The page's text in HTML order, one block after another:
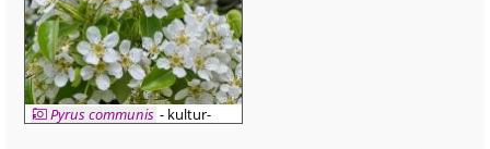
Pyrus communis - kultur-